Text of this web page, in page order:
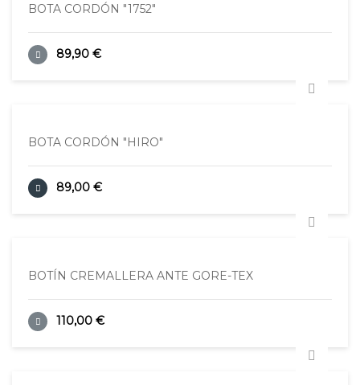
BOTA CORDÓN "1752"
89,90 €
BOTA CORDÓN "HIRO"
89,00 €
BOTÍN CREMALLERA ANTE GORE-TEX
110,00 €